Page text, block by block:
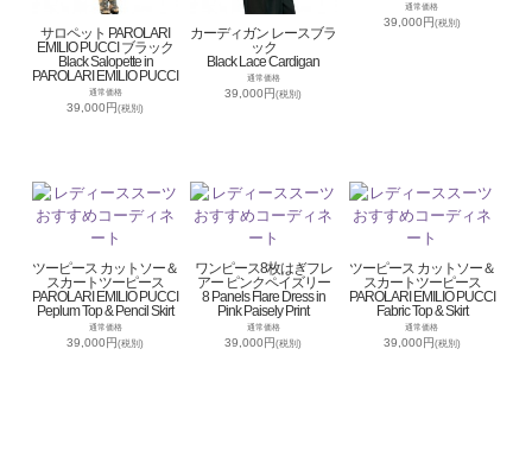
サロペット PAROLARI
EMILIO PUCCI ブラック
Black Salopette in
PAROLARI EMILIO PUCCI
通常価格
39,000円(税別)
カーディガン レースブラ
ック
Black Lace Cardigan
通常価格
39,000円(税別)
通常価格
39,000円(税別)
ツーピース カットソー＆
スカートツーピース
PAROLARI EMILIO PUCCI
Peplum Top & Pencil Skirt
通常価格
39,000円(税別)
ワンピース8枚はぎフレ
アー ピンクペイズリー
8 Panels Flare Dress in
Pink Paisely Print
通常価格
39,000円(税別)
ツーピース カットソー＆
スカートツーピース
PAROLARI EMILIO PUCCI
Fabric Top & Skirt
通常価格
39,000円(税別)